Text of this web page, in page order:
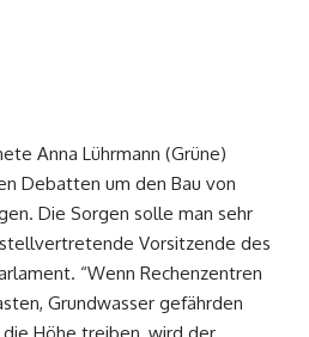
Anna Lührmann (Grüne)
Debatten um den Bau von
Die Sorgen solle man sehr
Vorsitzende des
“Wenn Rechenzentren
Grundwasser gefährden
Höhe treiben, wird der